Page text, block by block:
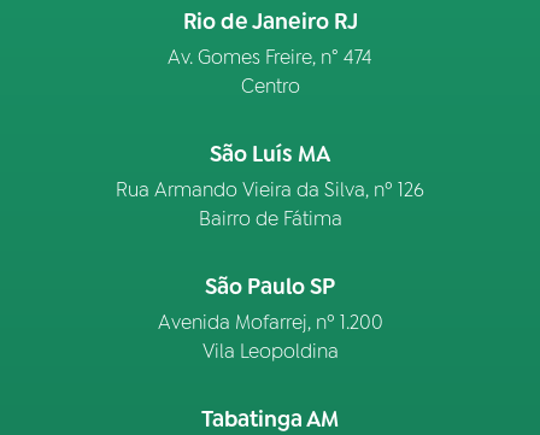
Rio de Janeiro RJ
Av. Gomes Freire, n° 474
Centro
São Luís MA
Rua Armando Vieira da Silva, nº 126
Bairro de Fátima
São Paulo SP
Avenida Mofarrej, nº 1.200
Vila Leopoldina
Tabatinga AM